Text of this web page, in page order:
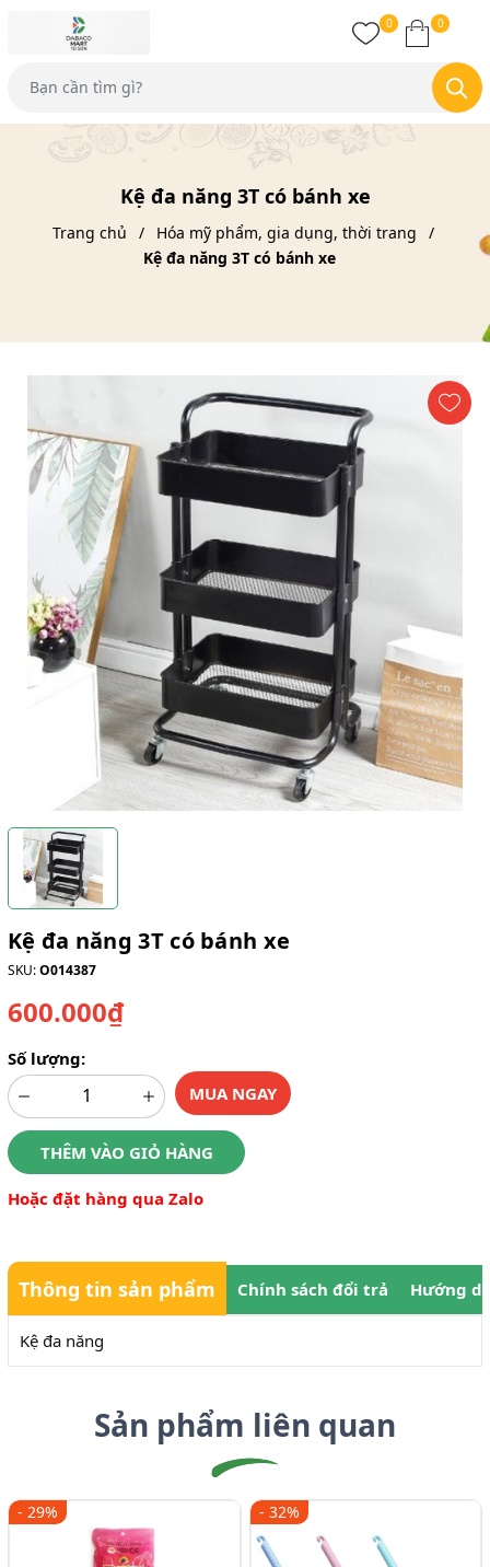
0 0
Kệ đa năng 3T có bánh xe
Trang chủ
Hóa mỹ phẩm, gia dụng, thời trang
Kệ đa năng 3T có bánh xe
Kệ đa năng 3T có bánh xe
SKU:O014387
600.000₫
Số lượng:
MUA NGAY
THÊM VÀO GIỎ HÀNG
Hoặc đặt hàng qua Zalo
Thông tin sản phẩm Chính sách đổi trả Hướng
Kệ đa năng
Sản phẩm liên quan
- 29% - 32%